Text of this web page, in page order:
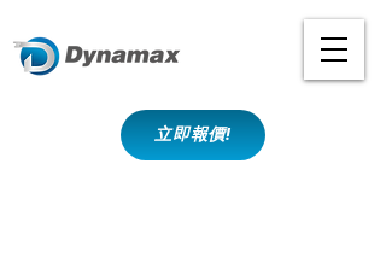
立即報價!